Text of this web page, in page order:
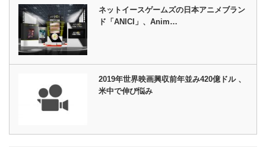
ネットイースゲームズの日本アニメブラン
ド「ANICI」、Anim…
2019年世界映画興収前年並み420億ドル 、
米中で伸び悩み